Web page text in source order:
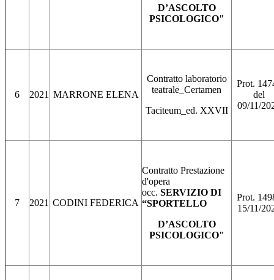
D’ASCOLTO
PSICOLOGICO"
6 2021 MARRONE ELENA
Contratto laboratorio
teatrale_Certamen
Taciteum_ed. XXVII
Prot.
del
09/11/
7 2021 CODINI FEDERICA
Contratto Prestazione
d'opera
occ. SERVIZIO DI
“SPORTELLO
D’ASCOLTO
PSICOLOGICO"
Prot.
15/11/